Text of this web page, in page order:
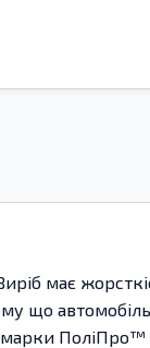
має
що
ПоліПро™